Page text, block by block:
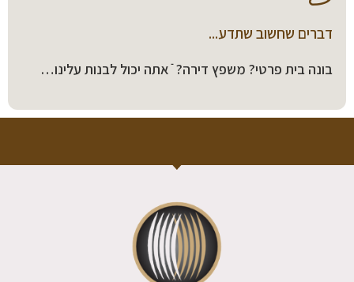
דברים שחשוב שתדע...
בונה בית פרטי? משפץ דירה? ֿ אתה יכול לבנות עלינו…